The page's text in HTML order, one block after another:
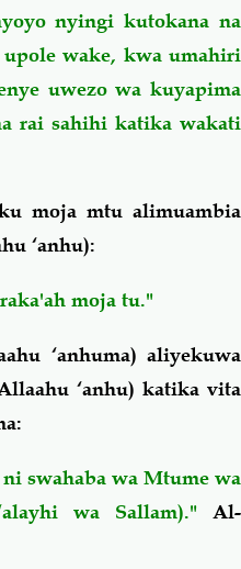
nyingi kutokana na
wake, kwa umahiri
uwezo wa kuyapima
rai sahihi katika wakati
moja mtu alimuambia
‘anhu):
moja tu."
‘anhuma) aliyekuwa
‘anhu) katika vita
swahaba wa Mtume wa
wa Sallam)." Al-